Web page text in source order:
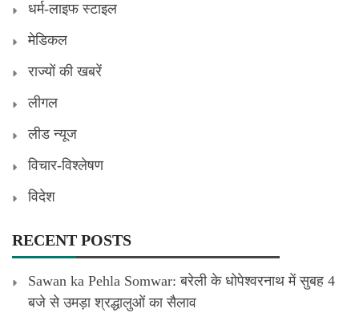
धर्म-लाइफ स्टाइल
मेडिकल
राज्यों की खबरें
लीगल
लीड न्यूज
विचार-विश्लेषण
विदेश
RECENT POSTS
Sawan ka Pehla Somwar: बरेली के धोपेश्वरनाथ में सुबह 4
बजे से उमड़ा श्रद्धालुओं का सैलाव